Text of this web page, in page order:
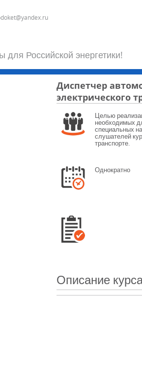
для Российской энергетики!
Диспетчер
электрического
Целью
необходимых
специальных
слушателей
транспорте.
Однократно
Описание